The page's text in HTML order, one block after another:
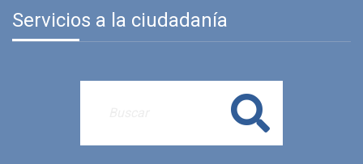
Servicios a la ciudadanía
Buscar